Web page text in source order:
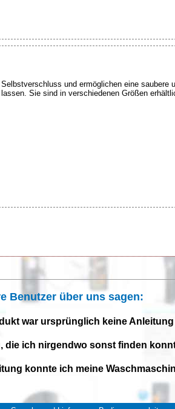
und ermöglichen eine saubere
Sie sind in verschiedenen Größen
Benutzer über uns sagen:
war ursprünglich keine
die ich nirgendwo sonst finden
konnte ich meine